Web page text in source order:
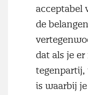
acceptabel
de
dat als je
tegenpartij,
is waarbij